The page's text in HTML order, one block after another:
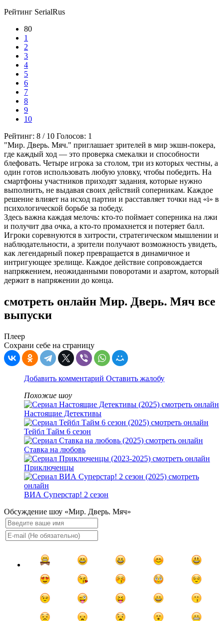
Рейтинг SerialRus
80
1
2
3
4
5
6
7
8
9
10
Рейтинг: 8 / 10 Голосов: 1
"Мир. Дверь. Мяч." приглашает зрителей в мир экшн-покера,
где каждый ход — это проверка смекалки и способности
блефовать. Четыре игрока за столом, три из которых честны, а
один готов использовать любую уловку, чтобы победить. На
смартфоны участников приходят задания, которые нужно
выполнить, не выдавая своих действий соперникам. Каждое
решение влияет на исход партии и расставляет точки над «i» в
психологической борьбе за победу.
Здесь важна каждая мелочь: кто-то поймает соперника на лжи
и получит два очка, а кто-то промахнется и потеряет балл.
Игроки соревнуются в хитрости, стратегическом мышлении и
наблюдательности, а зрители получают возможность увидеть,
как легендарный покер превращается в динамичное и
интригующее зрелище. Каждое действие сопровождается
напряжением, неожиданными поворотами и азартом, который
держит в напряжении до конца.
смотреть онлайн Мир. Дверь. Мяч все
выпуски
Плеер
Сохрани себе на страницу
Добавить комментарий Оставить жалобу
Похожие шоу
Настоящие Детективы
Тейбл Тайм 6 сезон
Ставка на любовь
Приключенцы
ВИА Суперстар! 2 сезон
Обсуждение шоу «Мир. Дверь. Мяч»